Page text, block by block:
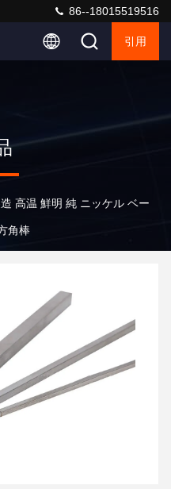
86--18015519516
引用
高温 鮮明 純 ニッケル ベー
角棒